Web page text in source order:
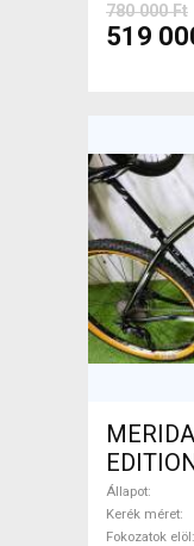
780 000 Ft
519
Bike
használt
Állapot
Kerék méret
Fokozatok elöl